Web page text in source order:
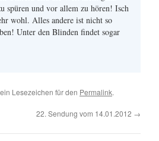
spüren und vor allem zu hören! Isch
wohl. Alles andere ist nicht so
Unter den Blinden findet sogar
Lesezeichen für den Permalink.
22. Sendung vom 14.01.2012 →